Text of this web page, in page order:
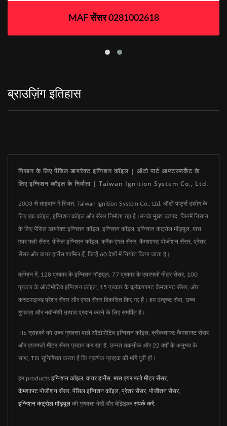
MAF सेंसर 0281002618
ब्राउज़िंग इतिहास
निसान के लिए पेंसिल डायरेक्ट इग्निशन कॉइल | ऑटो पार्ट आफ्टरमार्केट के
लिए इग्निशन कॉइल के निर्माता | Taiwan Ignition System Co., Ltd.
2003 से ताइवान में स्थित, Taiwan Ignition System Co., Ltd. ऑटो पार्ट्स उद्योग के
लिए एक कॉइल, इग्निशन कॉइल और सेंसर निर्माता रहा है।उनके मुख्य उत्पाद, जिनमें निसान
के लिए पेंसिल डायरेक्ट इग्निशन कॉइल, इग्निशन कॉइल, इग्निशन कंट्रोल मॉड्यूल, मास
एयर फ्लो सेंसर, पेंसिल इग्निशन कॉइल, क्रैंक एंगल सेंसर, कैमशाफ्ट पोजीशन सेंसर, प्रेशर
सेंसर और वायर हार्नेस शामिल हैं, जिन्हें 60 देशों में निर्यात किया जाता है।
वर्तमान में, 128 प्रकार के इग्निशन मॉड्यूल, 77 प्रकार के एयरफ्लो मीटर सेंसर, 100
प्रकार के ऑटोमोटिव इग्निशन कॉइल, 15 प्रकार के क्रैंकशाफ्ट कैमशाफ्ट सेंसर, और
कस्टमाइज्ड प्रेशर सेंसर और एंगल सेंसर विकसित किए गए हैं। हम उत्कृष्ट सेवा, उच्च
गुणवत्ता और नवोन्मेषी उत्पाद प्रदान करने के लिए समर्पित हैं।
TIS ग्राहकों को उच्च गुणवत्ता वाले ऑटोमोटिव इग्निशन कॉइल, क्रैंकशाफ्ट कैमशाफ्ट सेंसर
और एयरफ्लो मीटर सेंसर प्रदान कर रहा है, उन्नत तकनीक और 22 वर्षों के अनुभव के
साथ, TIS सुनिश्चित करता है कि प्रत्येक ग्राहक की मांगें पूरी हों।
हम products इग्निशन कॉइल वायर हार्नेस मास एयर फ्लो मीटर सेंसर,
कैमशाफ्ट पोजीशन सेंसर, पेंसिल इग्निशन कॉइल प्रेशर सेंसर, पोजीशन सेंसर,
इग्निशन कंट्रोल मॉड्यूल की गुणवत्ता देखें और बेझिझक संपर्क करें.